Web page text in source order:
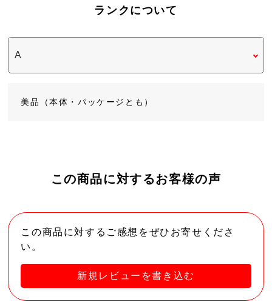
ランクについて
美品（本体・パッケージとも）
この商品に対するお客様の声
この商品に対するご感想をぜひお寄せくださ
い。
新規レビューを書き込む